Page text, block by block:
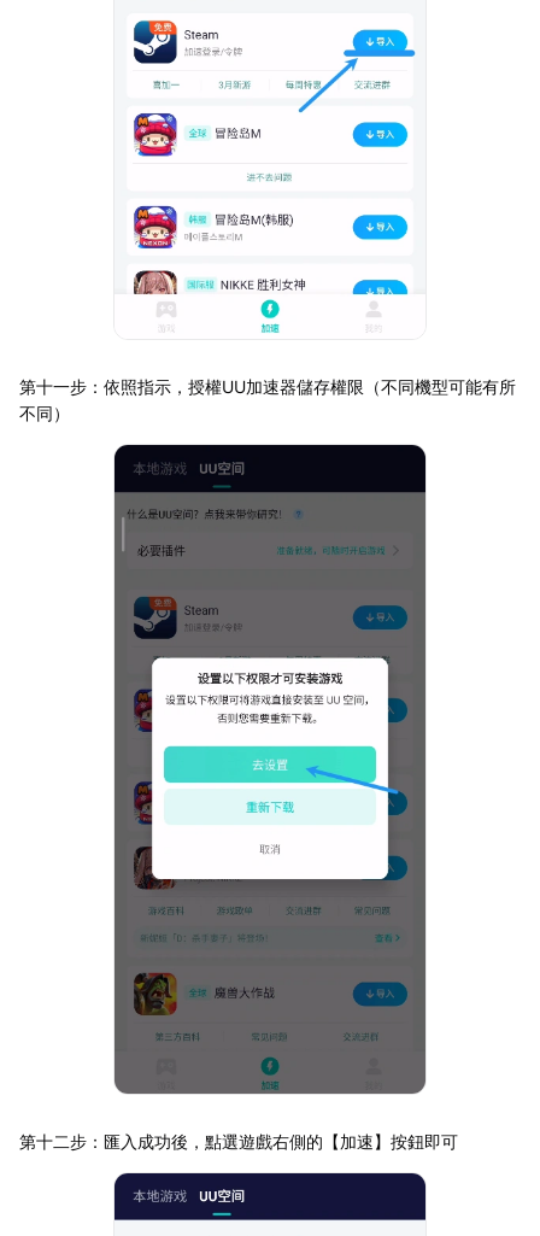
第十一步：依照指示，授權UU加速器儲存權限（不同機型可能有所
不同）
第十二步：匯入成功後，點選遊戲右側的【加速】按鈕即可